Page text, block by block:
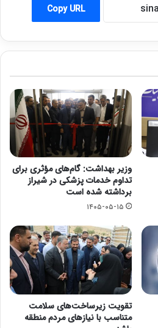
Copy URL
وزیر بهداشت: گام‌های مؤثری برای
تداوم خدمات پزشکی در شیراز
برداشته شده است
۱۴۰۵-۰۵-۱۵
تقویت زیرساخت‌های سلامت
متناسب با نیازهای مردم منطقه